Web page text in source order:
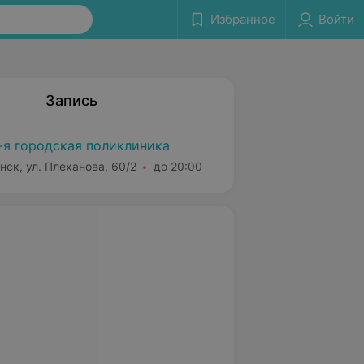
Избранное Войти
Запись
я городская поликлиника
ул. Плеханова, 60/2 до 20:00